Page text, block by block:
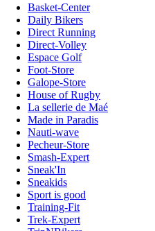
Basket-Center
Daily Bikers
Direct Running
Direct-Volley
Espace Golf
Foot-Store
Galope-Store
House of Rugby
La sellerie de Maé
Made in Paradis
Nauti-wave
Pecheur-Store
Smash-Expert
Sneak'In
Sneakids
Sport is good
Training-Fit
Trek-Expert